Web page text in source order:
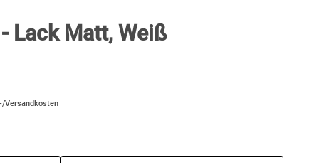
Lack Matt, Weiß
Versandkosten